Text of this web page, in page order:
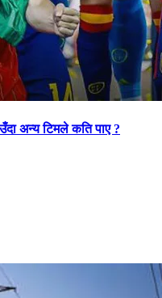
अन्य टिमले कति पाए ?